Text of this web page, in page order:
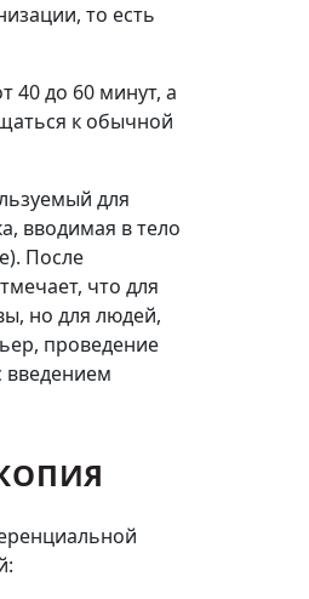
то есть
40 до 60 минут, а
к обычной
для
вводимая в тело
После
что для
но для людей,
проведение
введением